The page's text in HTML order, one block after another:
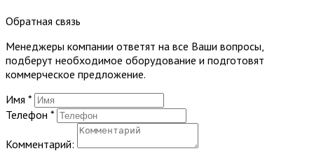
Обратная связь
Менеджеры компании ответят на все Ваши вопросы,
подберут необходимое оборудование и подготовят
коммерческое предложение.
Имя *
Телефон *
Комментарий: